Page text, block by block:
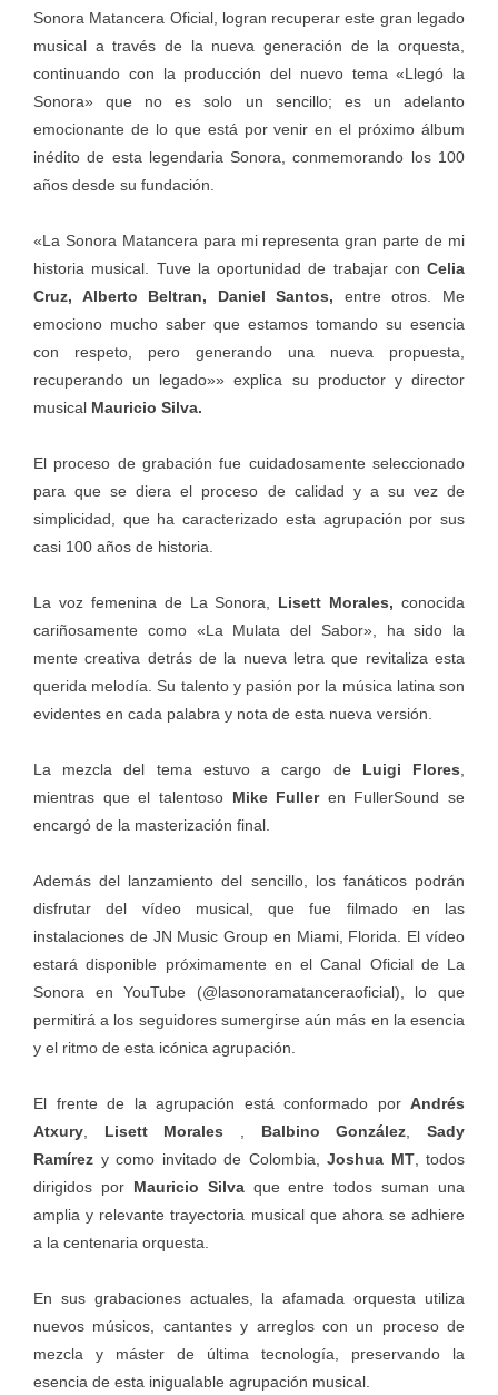
Sonora Matancera Oficial, logran recuperar este gran legado
musical a través de la nueva generación de la orquesta,
continuando con la producción del nuevo tema «Llegó la
Sonora» que no es solo un sencillo; es un adelanto
emocionante de lo que está por venir en el próximo álbum
inédito de esta legendaria Sonora, conmemorando los 100
años desde su fundación.
«La Sonora Matancera para mi representa gran parte de mi
historia musical. Tuve la oportunidad de trabajar con Celia
Cruz, Alberto Beltran, Daniel Santos, entre otros. Me
emociono mucho saber que estamos tomando su esencia
con respeto, pero generando una nueva propuesta,
recuperando un legado»» explica su productor y director
musical Mauricio Silva.
El proceso de grabación fue cuidadosamente seleccionado
para que se diera el proceso de calidad y a su vez de
simplicidad, que ha caracterizado esta agrupación por sus
casi 100 años de historia.
La voz femenina de La Sonora, Lisett Morales, conocida
cariñosamente como «La Mulata del Sabor», ha sido la
mente creativa detrás de la nueva letra que revitaliza esta
querida melodía. Su talento y pasión por la música latina son
evidentes en cada palabra y nota de esta nueva versión.
La mezcla del tema estuvo a cargo de Luigi Flores
mientras que el talentoso Mike Fulleren FullerSound se
encargó de la masterización final.
Además del lanzamiento del sencillo, los fanáticos podrán
disfrutar del vídeo musical, que fue filmado en las
instalaciones de JN Music Group en Miami, Florida. El vídeo
estará disponible próximamente en el Canal Oficial de La
Sonora en YouTube (@lasonoramatanceraoficial), lo que
permitirá a los seguidores sumergirse aún más en la esencia
y el ritmo de esta icónica agrupación.
El frente de la agrupación está conformado por Andrés
Atxury
Lisett Morales Balbino González ,Sady
Ramírez y como invitado de Colombia, Joshua MT, todos
dirigidos por Mauricio Silvaque entre todos suman una
amplia y relevante trayectoria musical que ahora se adhiere
a la centenaria orquesta.
En sus grabaciones actuales, la afamada orquesta utiliza
nuevos músicos, cantantes y arreglos con un proceso de
mezcla y máster de última tecnología, preservando la
esencia de esta inigualable agrupación musical.